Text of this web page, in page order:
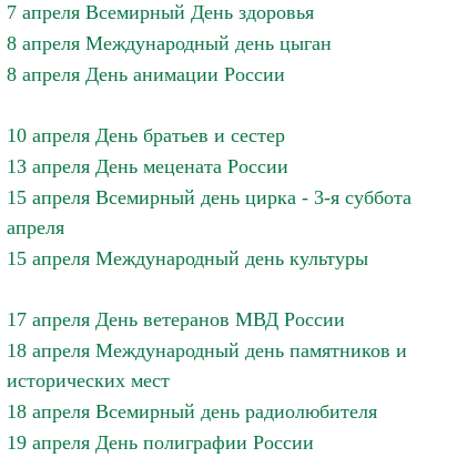
7 апреля Всемирный День здоровья
8 апреля Международный день цыган
8 апреля День анимации России
10 апреля День братьев и сестер
13 апреля День мецената России
15 апреля Всемирный день цирка - 3-я суббота
апреля
15 апреля Международный день культуры
17 апреля День ветеранов МВД России
18 апреля Международный день памятников и
исторических мест
18 апреля Всемирный день радиолюбителя
19 апреля День полиграфии России